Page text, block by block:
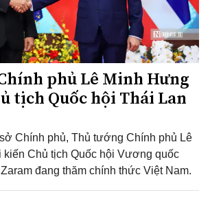
phủ Lê Minh Hưng
tịch Quốc hội Thái Lan
Chính phủ, Thủ tướng Chính phủ Lê
kiến Chủ tịch Quốc hội Vương quốc
đang thăm chính thức Việt Nam.